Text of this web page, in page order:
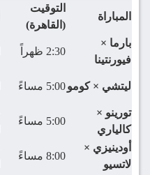
المباراة
التوقيت
(القاهرة)
بارما ×
فيورنتينا
2:30 ظهراً
ليتشي × كومو5:00 مساءً
تورينو ×
كالياري
5:00 مساءً
أودينيزي ×
لاتسيو
8:00 مساءً